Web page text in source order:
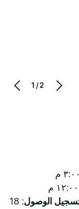
1/2
تسجيل الوصول: 18